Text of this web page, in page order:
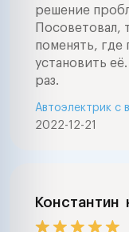
решение
Посоветовал,
поменять, где
установить
раз.
2022-12-21
Автоэлектрик с
Константин